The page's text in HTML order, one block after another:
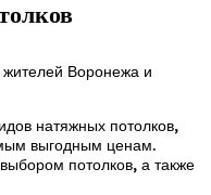
Воронежа и
натяжных потолков,
выгодным ценам.
потолков, а также